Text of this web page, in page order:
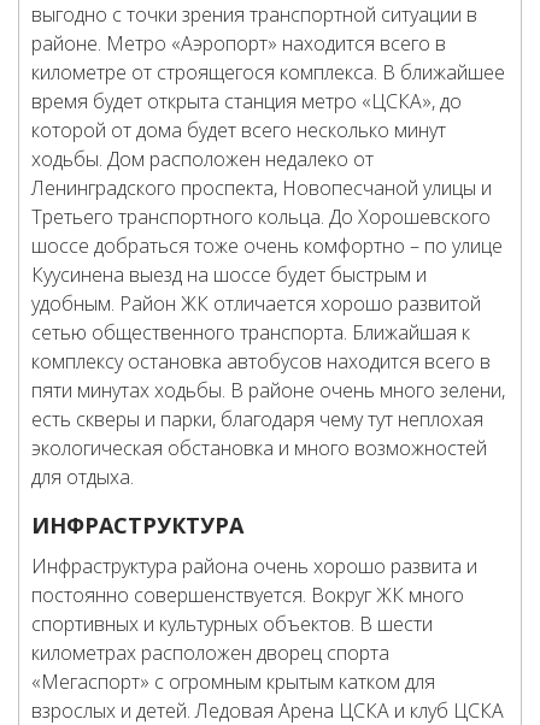
выгодно с точки зрения транспортной ситуации в
районе. Метро «Аэропорт» находится всего в
километре от строящегося комплекса. В ближайшее
время будет открыта станция метро «ЦСКА», до
которой от дома будет всего несколько минут
ходьбы. Дом расположен недалеко от
Ленинградского проспекта, Новопесчаной улицы и
Третьего транспортного кольца. До Хорошевского
шоссе добраться тоже очень комфортно – по улице
Куусинена выезд на шоссе будет быстрым и
удобным. Район ЖК отличается хорошо развитой
сетью общественного транспорта. Ближайшая к
комплексу остановка автобусов находится всего в
пяти минутах ходьбы. В районе очень много зелени,
есть скверы и парки, благодаря чему тут неплохая
экологическая обстановка и много возможностей
для отдыха.
ИНФРАСТРУКТУРА
Инфраструктура района очень хорошо развита и
постоянно совершенствуется. Вокруг ЖК много
спортивных и культурных объектов. В шести
километрах расположен дворец спорта
«Мегаспорт» с огромным крытым катком для
взрослых и детей. Ледовая Арена ЦСКА и клуб ЦСКА